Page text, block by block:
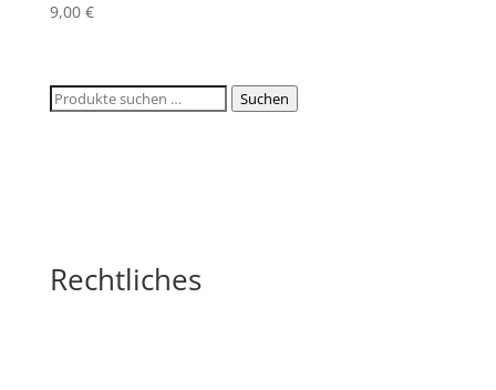
9,00 €
Suchen
Suchen
Rechtliches